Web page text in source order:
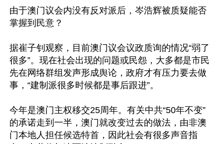
由于澳门议会内没有反对派后，岑浩辉被质疑能否
掌握到民意？
据崔子钊观察，目前澳门议会议政质询的情况“弱了
很多”。现在社会出现的问题或民怨，大多都是市民
先在网络群组发声形成舆论，政府才有压力要去做
事，“建制派很多时候都是事后跟进”。
今年是澳门主权移交25周年。有关中共“50年不变”
的承诺走到一半，澳门就改变过去的做法，由非澳
门本地人担任候选特首，因此社会有很多声音指